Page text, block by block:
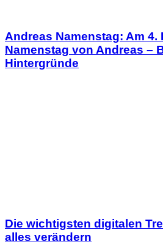
Andreas Namenstag: Am 4.
Namenstag von Andreas –
Hintergründe
Die wichtigsten digitalen
alles verändern